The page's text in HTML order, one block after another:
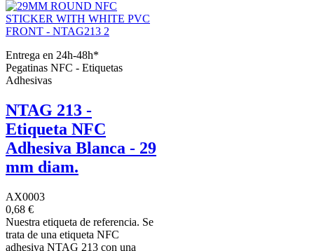
Entrega en 24h-48h*
Pegatinas NFC - Etiquetas
Adhesivas
NTAG 213 -
Etiqueta NFC
Adhesiva Blanca - 29
mm diam.
AX0003
0,68 €
Nuestra etiqueta de referencia. Se
trata de una etiqueta NFC
adhesiva NTAG 213 con una